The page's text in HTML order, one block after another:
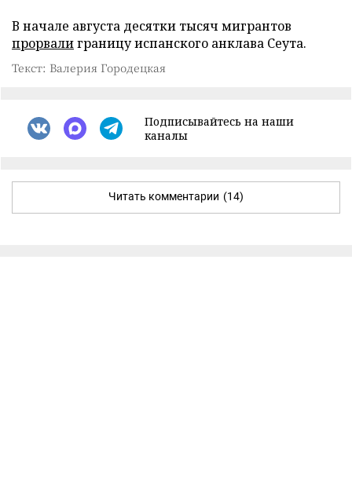
В начале августа десятки тысяч мигрантов
прорвалиграницу испанского анклава Сеута.
Текст: Валерия Городецкая
Подписывайтесь на наши
каналы
Читать комментарии (14)